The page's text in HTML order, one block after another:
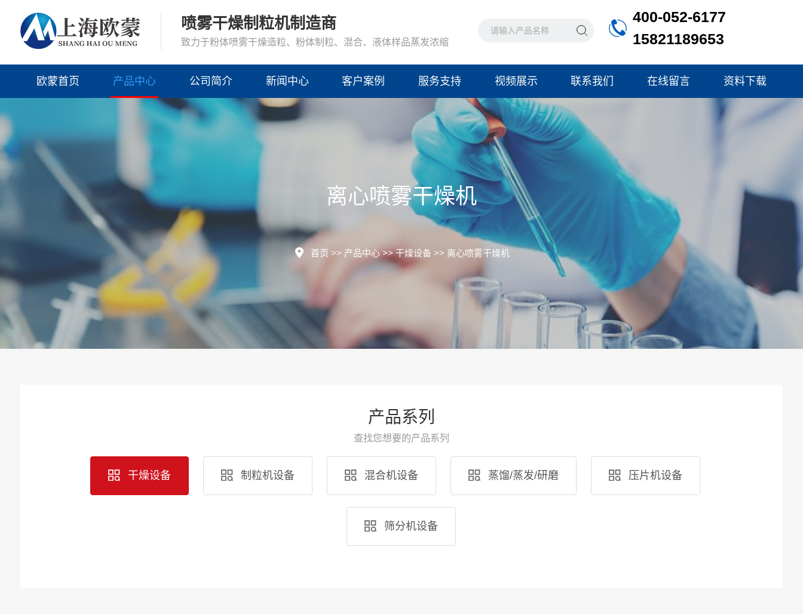
喷雾干燥制粒机制造商
致力于粉体喷雾干燥造粒、粉体制粒、混合、液体样品蒸发浓缩
400-052-6177
15821189653
欧蒙首页 产品中心 公司简介 新闻中心 客户案例 服务支持 视频展示 联系我们 在线留言 资料下载
离心喷雾干燥机
首页 >> 产品中心>>干燥设备 >> 离心喷雾干燥机
产品系列
查找您想要的产品系列
干燥设备 制粒机设备 混合机设备 蒸馏/蒸发/研磨 压片机设备
筛分机设备